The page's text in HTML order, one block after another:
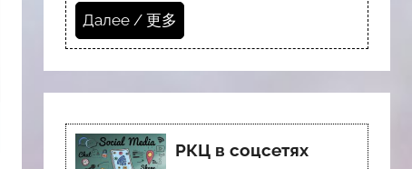
Далее / 更多
РКЦ в соцсетях